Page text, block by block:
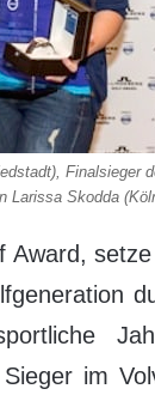
Finalsieger
Larissa Skodda
im